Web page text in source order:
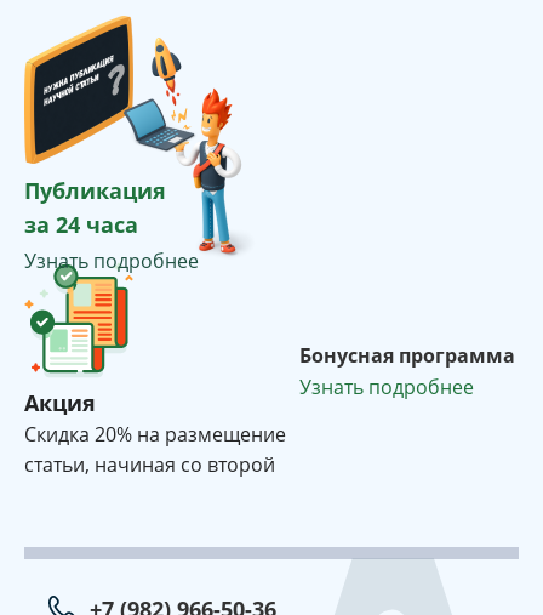
Публикация
за 24 часа
Узнать подробнее
Акция
Cкидка 20% на размещение
статьи, начиная со второй
Бонусная программа
Узнать подробнее